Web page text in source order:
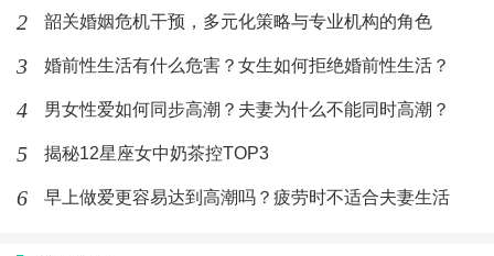
不要过度解读对方的行为，可能只是因为对方忙碌或者
八、避免过于直白
虽然你可能想让对方知道你的想法和感受，但是过于直
2 韶关婚姻危机干预，多元化策略与专业机构的角色
3 婚前性生活有什么危害？女生如何拒绝婚前性生活？
4 男女性爱如何同步高潮？夫妻为什么不能同时高潮？
5 揭秘12星座女中奶茶控TOP3
6 早上做爱更容易达到高潮吗？疲劳时不适合夫妻生活